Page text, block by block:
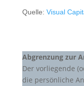
Quelle: Visual
Abgrenzung zur
Der vorliegende
die persönliche